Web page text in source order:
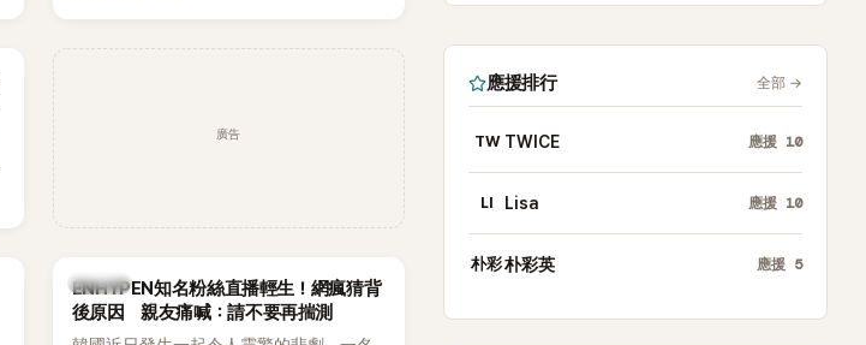
識度的新生代代表之一。
廣告
K-POP
ENHYPEN知名粉絲直播輕生！網瘋猜背
後原因 親友痛喊：請不要再揣測
應援排行 全部 →
TW TWICE 應援 10
LI Lisa 應援 10
朴彩朴彩英 應援 5